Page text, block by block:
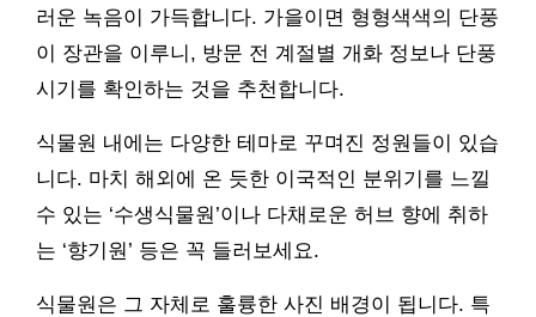
러운 녹음이 가득합니다. 가을이면 형형색색의 단풍
이 장관을 이루니, 방문 전 계절별 개화 정보나 단풍
시기를 확인하는 것을 추천합니다.
식물원 내에는 다양한 테마로 꾸며진 정원들이 있습
니다. 마치 해외에 온 듯한 이국적인 분위기를 느낄
수 있는 ‘수생식물원’이나 다채로운 허브 향에 취하
는 ‘향기원’ 등은 꼭 들러보세요.
식물원은 그 자체로 훌륭한 사진 배경이 됩니다. 특